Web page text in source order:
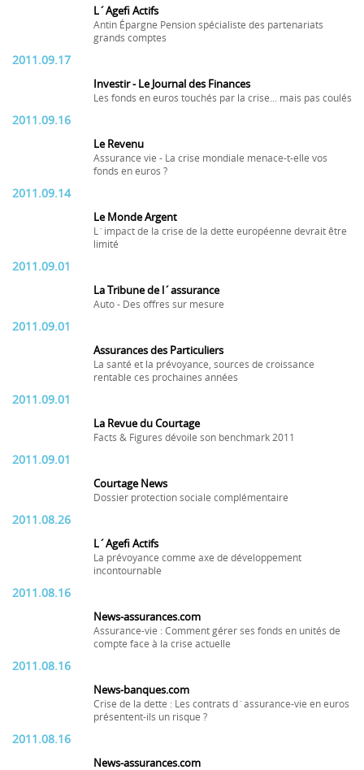
L´Agefi Actifs
Antin Épargne Pension spécialiste des partenariats
grands comptes
2011.09.17
Investir - Le Journal des Finances
Les fonds en euros touchés par la crise... mais pas coulés
2011.09.16
Le Revenu
Assurance vie - La crise mondiale menace-t-elle vos
fonds en euros ?
2011.09.14
Le Monde Argent
L´impact de la crise de la dette européenne devrait être
limité
2011.09.01
La Tribune de l´assurance
Auto - Des offres sur mesure
2011.09.01
Assurances des Particuliers
La santé et la prévoyance, sources de croissance
rentable ces prochaines années
2011.09.01
La Revue du Courtage
Facts & Figures dévoile son benchmark 2011
2011.09.01
Courtage News
Dossier protection sociale complémentaire
2011.08.26
L´Agefi Actifs
La prévoyance comme axe de développement
incontournable
2011.08.16
News-assurances.com
Assurance-vie : Comment gérer ses fonds en unités de
compte face à la crise actuelle
2011.08.16
News-banques.com
Crise de la dette : Les contrats d´assurance-vie en euros
présentent-ils un risque ?
2011.08.16
News-assurances.com